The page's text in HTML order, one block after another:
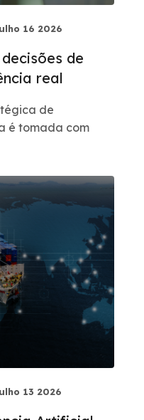
16 2026
de
real
de
é tomada com
13 2026